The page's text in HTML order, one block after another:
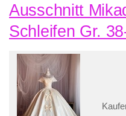
Ausschnitt
Schleifen Gr.